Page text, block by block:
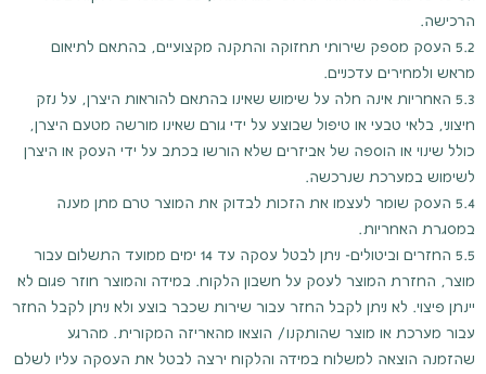
הרכישה.
5.2 העסק מספק שירותי תחזוקה והתקנה מקצועיים, בהתאם לתיאום
מראש ולמחירים עדכניים.
5.3 האחריות אינה חלה על שימוש שאינו בהתאם להוראות היצרן, על נזק
חיצוני, בלאי טבעי או טיפול שבוצע על ידי גורם שאינו מורשה מטעם היצרן,
כולל שינוי או הוספה של אביזרים שלא הורשו בכתב על ידי העסק או היצרן
לשימוש במערכת שנרכשה.
5.4 העסק שומר לעצמו את הזכות לבדוק את המוצר טרם מתן מענה
במסגרת האחריות.
5.5 החזרים וביטולים- ניתן לבטל עסקה עד 14 ימים ממועד התשלום עבור
מוצר, החזרת המוצר לעסק על חשבון הלקוח. במידה והמוצר חוזר פגום לא
יינתן פיצוי. לא ניתן לקבל החזר עבור שירות שכבר בוצע ולא ניתן לקבל החזר
עבור מערכת או מוצר שהותקנו/ הוצאו מהאריזה המקורית. מהרגע
שהזמנה הוצאה למשלוח במידה והלקוח ירצה לבטל את העסקה עליו לשלם